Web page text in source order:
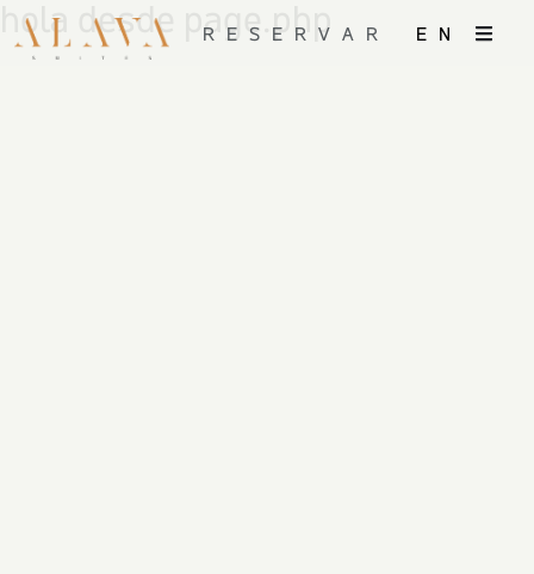
RESERVAR EN
hola desde page.php